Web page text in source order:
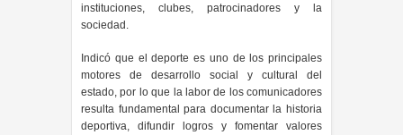
instituciones, clubes, patrocinadores y la
sociedad.
Indicó que el deporte es uno de los principales
motores de desarrollo social y cultural del
estado, por lo que la labor de los comunicadores
resulta fundamental para documentar la historia
deportiva, difundir logros y fomentar valores